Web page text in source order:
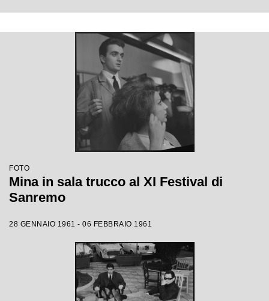
FOTO
Mina in sala trucco al XI Festival di
Sanremo
28 GENNAIO 1961 - 06 FEBBRAIO 1961